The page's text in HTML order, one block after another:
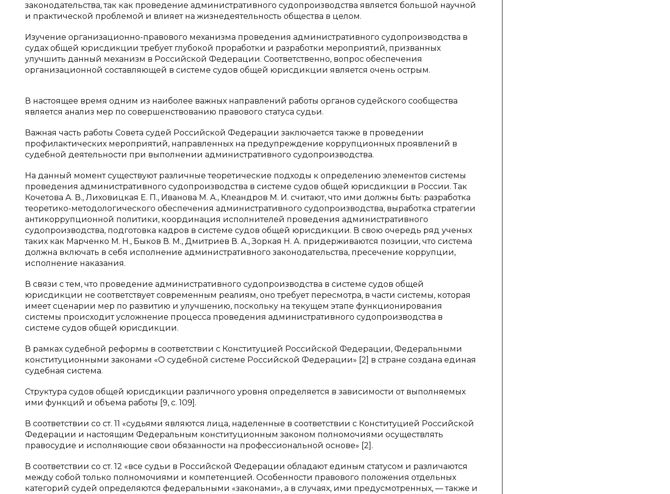
законодательства, так как проведение административного судопроизводства является большой научной
и практической проблемой и влияет на жизнедеятельность общества в целом.
Изучение организационно-правового механизма проведения административного судопроизводства в
судах общей юрисдикции требует глубокой проработки и разработки мероприятий, призванных
улучшить данный механизм в Российской Федерации. Соответственно, вопрос обеспечения
организационной составляющей в системе судов общей юрисдикции является очень острым.
В настоящее время одним из наиболее важных направлений работы органов судейского сообщества
является анализ мер по совершенствованию правового статуса судьи.
Важная часть работы Совета судей Российской Федерации заключается также в проведении
профилактических мероприятий, направленных на предупреждение коррупционных проявлений в
судебной деятельности при выполнении административного судопроизводства.
На данный момент существуют различные теоретические подходы к определению элементов системы
проведения административного судопроизводства в системе судов общей юрисдикции в России. Так
Кочетова А. В., Лиховицкая Е. П., Иванова М. А., Клеандров М. И. считают, что ими должны быть: разработка
теоретико-методологического обеспечения административного судопроизводства, выработка стратегии
антикоррупционной политики, координация исполнителей проведения административного
судопроизводства, подготовка кадров в системе судов общей юрисдикции. В свою очередь ряд ученых
таких как Марченко М. Н., Быков В. М., Дмитриев В. А., Зоркая Н. А. придерживаются позиции, что система
должна включать в себя исполнение административного законодательства, пресечение коррупции,
исполнение наказания.
В связи с тем, что проведение административного судопроизводства в системе судов общей
юрисдикции не соответствует современным реалиям, оно требует пересмотра, в части системы, которая
имеет сценарии мер по развитию и улучшению, поскольку на текущем этапе функционирования
системы происходит усложнение процесса проведения административного судопроизводства в
системе судов общей юрисдикции.
В рамках судебной реформы в соответствии с Конституцией Российской Федерации, Федеральными
конституционными законами «О судебной системе Российской Федерации» [2] в стране создана единая
судебная система.
Структура судов общей юрисдикции различного уровня определяется в зависимости от выполняемых
ими функций и объема работы [9, c. 109].
В соответствии со ст. 11 «судьями являются лица, наделенные в соответствии с Конституцией Российской
Федерации и настоящим Федеральным конституционным законом полномочиями осуществлять
правосудие и исполняющие свои обязанности на профессиональной основе» [2].
В соответствии со ст. 12 «все судьи в Российской Федерации обладают единым статусом и различаются
между собой только полномочиями и компетенцией. Особенности правового положения отдельных
категорий судей определяются федеральными «законами», а в случаях, ими предусмотренных, — также и